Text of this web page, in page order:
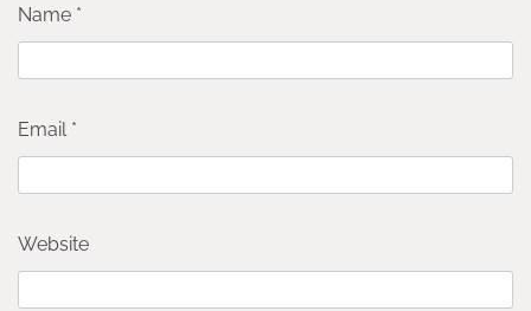
Name *
Email *
Website